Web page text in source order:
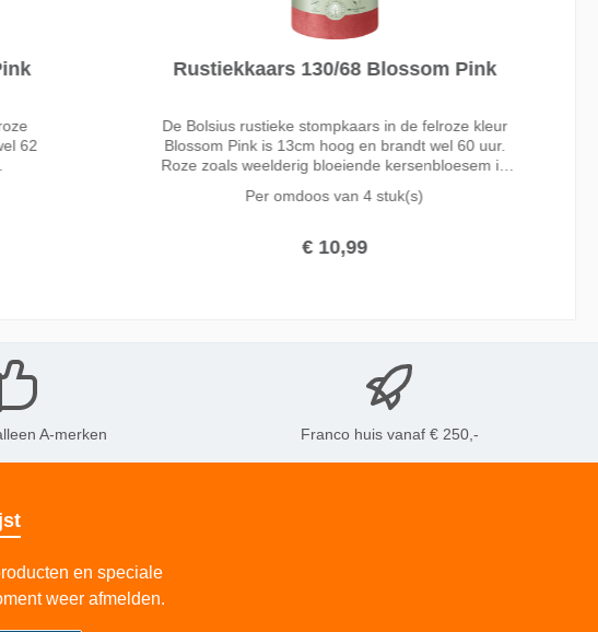
62
Rustiekkaars 130/68 Blossom Pink
De Bolsius rustieke stompkaars in de felroze kleur
Blossom Pink is 13cm hoog en brandt wel 60 uur.
Roze zoals weelderig bloeiende kersenbloesem in
fleur je je interieur helemaal op.
Per omdoos van4 stuk(s)
€ 10,99
A-merken Franco huis vanaf € 250,-
en speciale
weer afmelden.